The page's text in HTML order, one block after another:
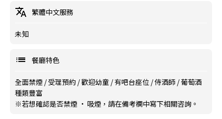
繁體中文服務
未知
餐廳特色
全面禁煙 /受理預約 /歡迎幼童 /有吧台座位 /侍酒師 /葡萄酒
種類豐富
※若想確認是否禁煙 · 吸煙，請在備考欄中寫下相關咨詢。